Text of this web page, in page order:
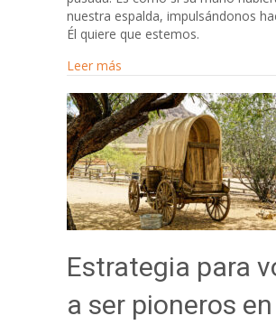
nuestra espalda, impulsándonos
Él quiere que estemos.
Leer más
Estrategia para
a ser pioneros en